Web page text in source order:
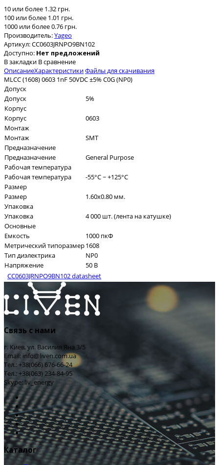
10 или более 1.32 грн.
100 или более 1.01 грн.
1000 или более 0.76 грн.
Производитель:Yageo
Артикул:CC0603JRNPO9BN102
Доступно: Нет предложений
В закладки В сравнение
ОписаниеХарактеристикиФайлы для скачивания
MLCC (1608) 0603 1nF 50VDC ±5% C0G (NP0)
Допуск
Допуск
5%
Корпус
Корпус
0603
Монтаж
Монтаж
SMT
Предназначение
Предназначение
General Purpose
Рабочая температура
Рабочая температура
-55°C ~ +125°C
Размер
Размер
1.60x0.80 мм.
Упаковка
Упаковка
4 000 шт. (лента на катушке)
Основные
Емкость
1000 пкФ
Метрический типоразмер1608
Тип диэлектрика
NP0
Напряжение
50 В
CC0603JRNPO9BN102 datasheet
Связь с нами
г. Киев, ул. Василия Яна 3/5
Email: info@liven.com.ua
Тел.: +38(066) 676-66-24
Тел.: +38(063) 234-84-95
Skype: liv_energy
Каталог